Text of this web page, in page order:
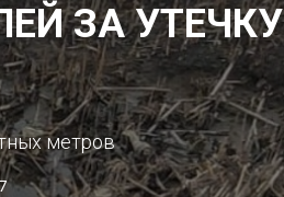
ЗА УТЕЧКУ
метров